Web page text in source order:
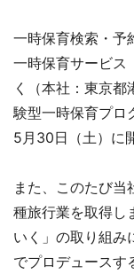
一時保育検索・予
一時保育サービス
く（本社：東京
験型一時保育プロ
5月30日（土）に
また、このたび
種旅行業を取得し
いく」の取り組み
でプロデュースす